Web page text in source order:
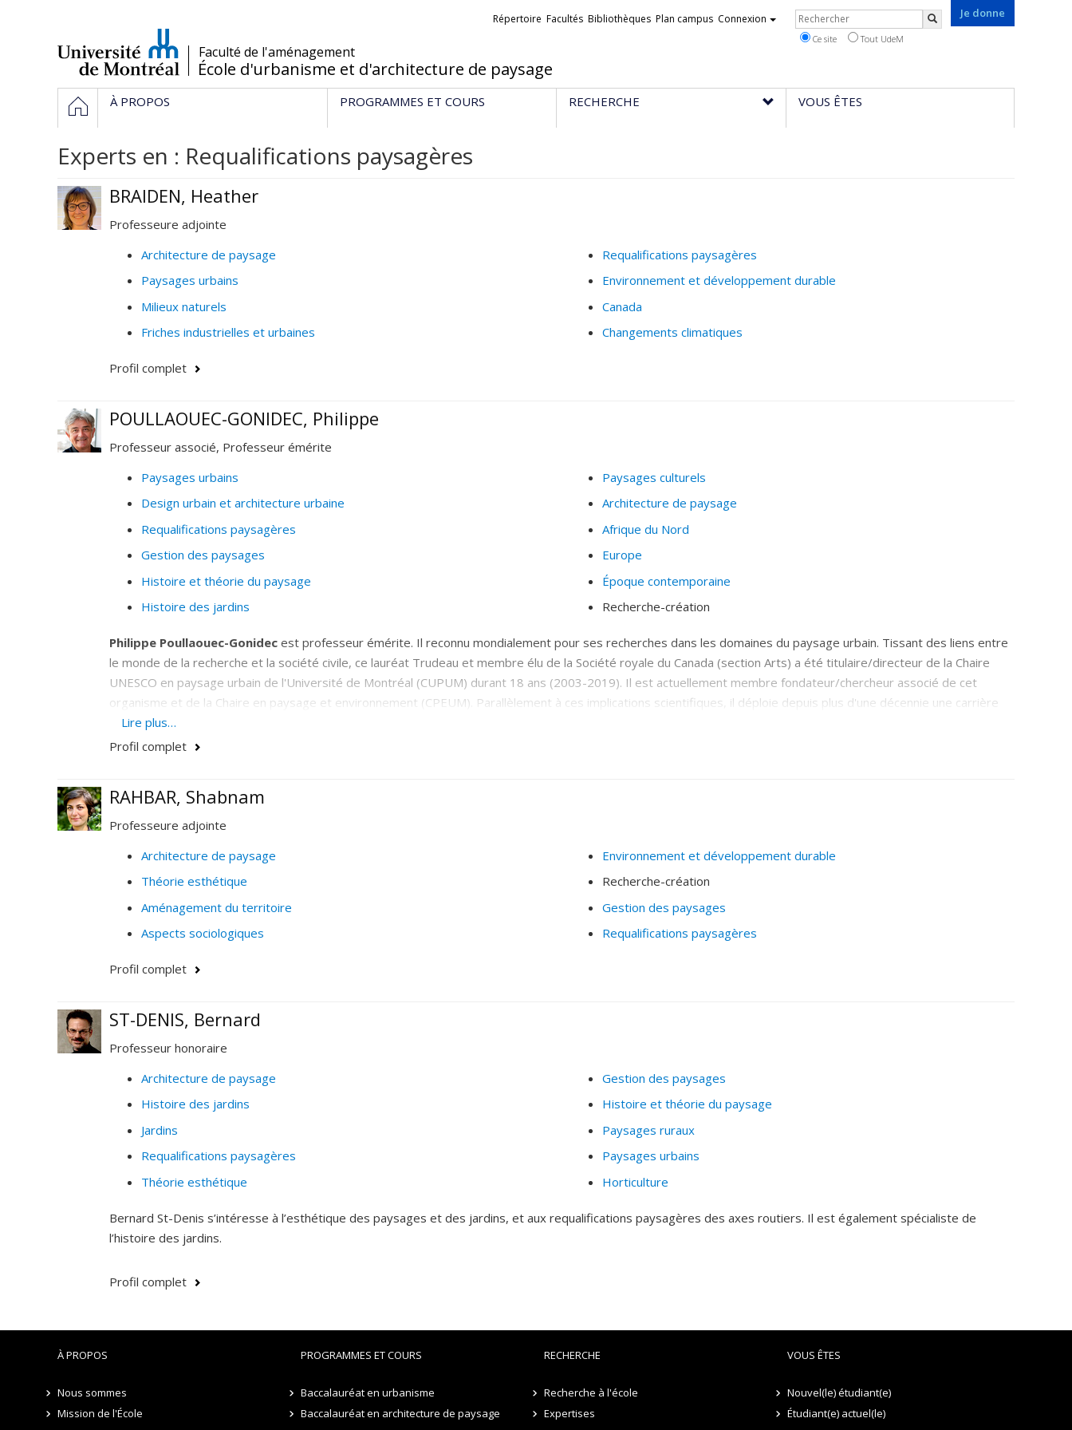
/Faculté de l'aménagement
École d'urbanisme et d'architecture de paysage
Je donne
Liens
Répertoire Facultés Bibliothèques Plan campus Connexion Rechercher
Ce site Tout UdeM
Navigation
principale
ACCUEIL
À PROPOS PROGRAMMES ET COURS RECHERCHE VOUS ÊTES
Experts en : Requalifications paysagères
BRAIDEN, Heather
Professeure adjointe
Architecture de paysage
Paysages urbains
Milieux naturels
Friches industrielles et urbaines
Requalifications paysagères
Environnement et développement durable
Canada
Changements climatiques
Profil complet
POULLAOUEC-GONIDEC, Philippe
Professeur associé, Professeur émérite
Paysages urbains
Design urbain et architecture urbaine
Requalifications paysagères
Gestion des paysages
Histoire et théorie du paysage
Histoire des jardins
Paysages culturels
Architecture de paysage
Afrique du Nord
Europe
Époque contemporaine
Recherche-création
Philippe Poullaouec-Gonidec est professeur émérite. Il reconnu mondialement pour ses recherches dans les domaines du paysage urbain. Tissant des liens entre
le monde de la recherche et la société civile, ce lauréat Trudeau et membre élu de la Société royale du Canada (section Arts) a été titulaire/directeur de la Chaire
UNESCO en paysage urbain de l'Université de Montréal (CUPUM) durant 18 ans (2003-2019). Il est actuellement membre fondateur/chercheur associé de cet
organisme et de la Chaire en paysage et environnement (CPEUM). Parallèlement à ces implications scientifiques, il déploie depuis plus d'une décennie une carrière
artistique en art du paysage.
Lire plus…
Profil complet
RAHBAR, Shabnam
Professeure adjointe
Architecture de paysage
Théorie esthétique
Aménagement du territoire
Aspects sociologiques
Environnement et développement durable
Recherche-création
Gestion des paysages
Requalifications paysagères
Profil complet
ST-DENIS, Bernard
Professeur honoraire
Architecture de paysage
Histoire des jardins
Jardins
Requalifications paysagères
Théorie esthétique
Gestion des paysages
Histoire et théorie du paysage
Paysages ruraux
Paysages urbains
Horticulture
Bernard St-Denis s’intéresse à l’esthétique des paysages et des jardins, et aux requalifications paysagères des axes routiers. Il est également spécialiste de
l’histoire des jardins.
Profil complet
À PROPOS
Nous sommes
Mission de l'École
PROGRAMMES ET COURS
Baccalauréat en urbanisme
Baccalauréat en architecture de paysage
RECHERCHE
Recherche à l'école
Expertises
VOUS ÊTES
Nouvel(le) étudiant(e)
Étudiant(e) actuel(le)